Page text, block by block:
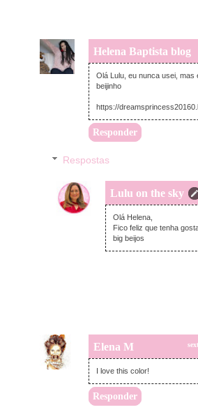
Helena Baptista blog
Olá Lulu, eu nunca usei, mas
beijinho
https://
Responder
Respostas
Lulu on the sky
sexta-
Olá Helena,
Fico feliz que tenha
big beijos
Elena M
I love this color!
Responder